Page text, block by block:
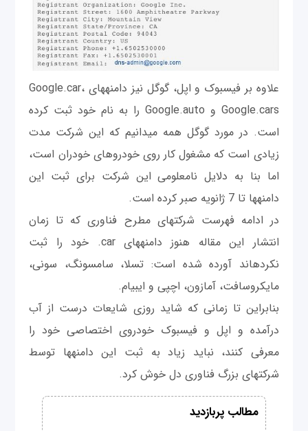
علاوه بر فیسبوک و اپل، گوگل نیز دامنه‎های Google.car،
Google.cars و Google.auto را به نام خود ثبت کرده
است. در مورد گوگل همه می‎دانیم که این شرکت مدت
زیادی است که مشغول كار روی خودروهای خودران است،
اما بنا به دلایل نامعلومی‎ این شرکت برای ثبت این
دامنه‎ها تا 7 ژانویه صبر کرده است.
در ادامه فهرست شرکت‎های مطرح فناوری که تا زمان
انتشار این مقاله هنوز دامنه‎های car. خود را ثبت
نکرده‎اند آورده شده است: تسلا، سامسونگ، سونی،
مایکروسافت، آمازون، اچ‎پی و ای‎بی‎ام.
بنابراین تا زمانی که شاید روزی شایعات درست از آب
درآمده و اپل و فیسبوک خودروی اختصاصی خود را
معرفی کنند، نباید زیاد به ثبت این دامنه‎ها توسط
شرکت‎های بزرگ فناوری دل خوش کرد.
مطالب پربازدید